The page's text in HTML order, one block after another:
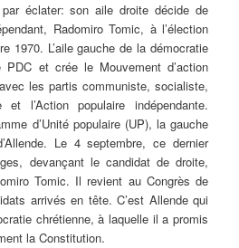
éclater: son aile droite décide de
Radomiro Tomic, à l’élection
1970. L’aile gauche de la démocratie
et crée le Mouvement d’action
les partis communiste, socialiste,
et l’Action populaire indépendante.
d’Unité populaire (UP), la gauche
Le 4 septembre, ce dernier
devançant le candidat de droite,
Tomic. Il revient au Congrès de
arrivés en tête. C’est Allende qui
chrétienne, à laquelle il a promis
la Constitution.